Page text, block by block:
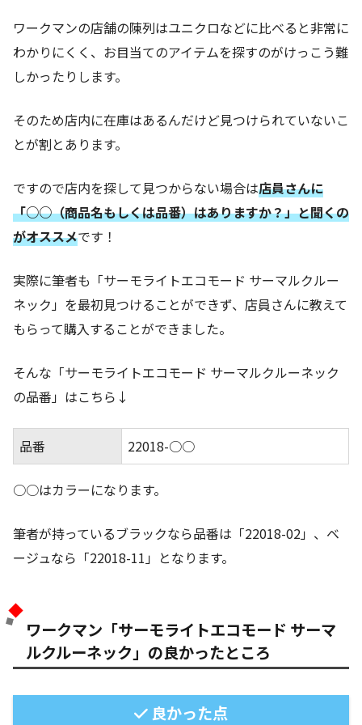
ワークマンの店舗の陳列はユニクロなどに比べると非常に
わかりにくく、お目当てのアイテムを探すのがけっこう難
しかったりします。
そのため店内に在庫はあるんだけど見つけられていないこ
とが割とあります。
ですので店内を探して見つからない場合は店員さんに
「○○（商品名もしくは品番）はありますか？」と聞くの
がオススメです！
実際に筆者も「サーモライトエコモード サーマルクルー
ネック」を最初見つけることができず、店員さんに教えて
もらって購入することができました。
そんな「サーモライトエコモード サーマルクルーネック
の品番」はこちら↓
品番 22018-○○
○○はカラーになります。
筆者が持っているブラックなら品番は「22018-02」、ベ
ージュなら「22018-11」となります。
ワークマン「サーモライトエコモード サーマ
ルクルーネック」の良かったところ
良かった点